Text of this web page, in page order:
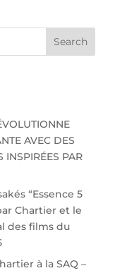
AVEC DES
INSPIRÉES PAR
“Essence 5
Chartier et le
des films du
à la SAQ –